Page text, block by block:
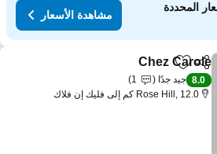
المحددة
مشاهدة الأسعار
مشاركةAdd to favorites
Chez Carole
8.0 جيد جدًا
1
Rose Hill, 12.0 كم إلى فليك إن فلاك